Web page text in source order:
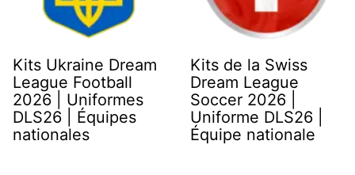
Kits Ukraine Dream
League Football
2026 | Uniformes
DLS26 | Équipes
nationales
Kits de la Swiss
Dream League
Soccer 2026 |
Uniforme DLS26 |
Équipe nationale